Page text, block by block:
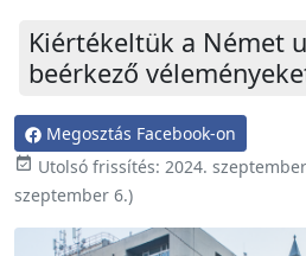
Kiértékeltük a Német
beérkező
Megosztás Facebook-on
 Utolsó frissítés: 2024.
szeptember 6.)